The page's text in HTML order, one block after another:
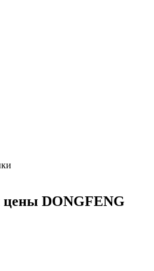
DONGFENG